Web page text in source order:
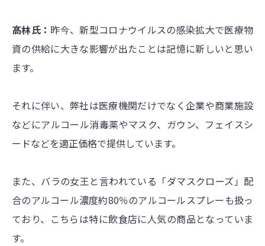
髙林氏： 昨今、新型コロナウイルスの感染拡大で医療物
資の供給に大きな影響が出たことは記憶に新しいと思い
ます。
それに伴い、弊社は医療機関だけでなく企業や商業施設
などにアルコール消毒薬やマスク、ガウン、フェイスシ
ードなどを適正価格で提供しています。
また、バラの女王と言われている「ダマスクローズ」配
合のアルコール濃度約80％のアルコールスプレーも扱っ
ており、こちらは特に飲食店に人気の商品となっていま
す。